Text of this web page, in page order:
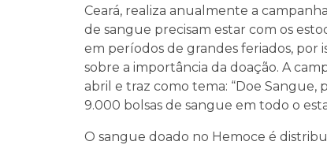
Ceará, realiza anualmente a
de sangue precisam estar com os
em períodos de grandes feriados, por
sobre a importância da doação. A
abril e traz como tema: “Doe Sangue,
9.000 bolsas de sangue em todo o
O sangue doado no Hemoce é